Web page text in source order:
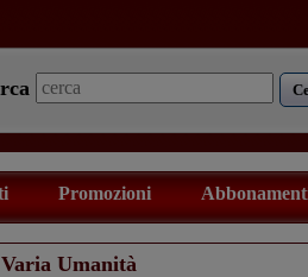
Promozioni
Umanità